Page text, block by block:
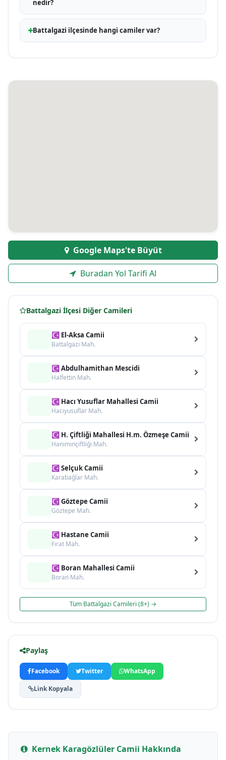
nedir?
Battalgazi ilçesinde hangi camiler var?
Google Maps'te Büyüt
Buradan Yol Tarifi Al
Battalgazi İlçesi Diğer Camileri
☪ El-Aksa Camii
Battalgazi Mah.
☪ Abdulhamithan Mescidi
Halfettin Mah.
☪ Hacı Yusuflar Mahallesi Camii
Hacıyusuflar Mah.
☪ H. Çiftliği Mahallesi H.m. Özmeşe Camii
Hanımınçiftliği Mah.
☪ Selçuk Camii
Karabağlar Mah.
☪ Göztepe Camii
Göztepe Mah.
☪ Hastane Camii
Fırat Mah.
☪ Boran Mahallesi Camii
Boran Mah.
Tüm Battalgazi Camileri (8+) →
Paylaş
Facebook Twitter WhatsApp
Link Kopyala
Kernek Karagözlüler Camii Hakkında